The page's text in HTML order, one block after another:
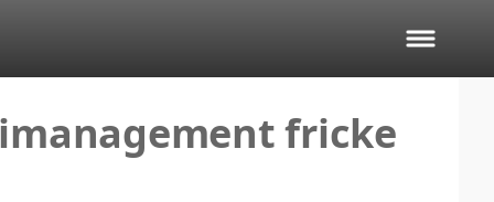
fricke